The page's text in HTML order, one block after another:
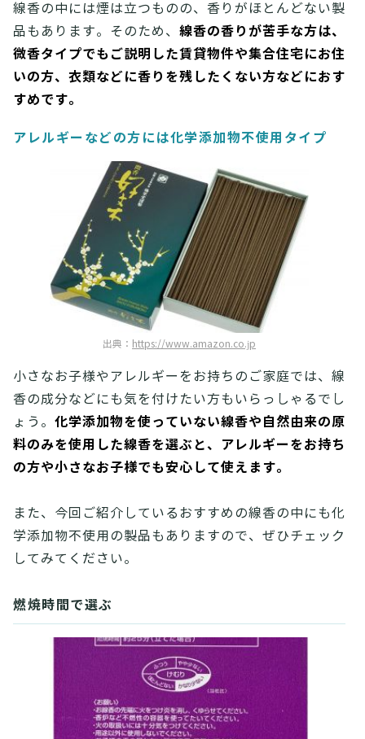
線香の中には煙は立つものの、香りがほとんどない製
品もあります。そのため、 線香の香りが苦手な方は、
微香タイプでもご説明した賃貸物件や集合住宅にお住
いの方、衣類などに香りを残したくない方などにおす
すめです。
アレルギーなどの方には化学添加物不使用タイプ
出典： https://www.amazon.co.jp
小さなお子様やアレルギーをお持ちのご家庭では、線
香の成分などにも気を付けたい方もいらっしゃるでし
ょう。 化学添加物を使っていない線香や自然由来の原
料のみを使用した線香を選ぶと、アレルギーをお持ち
の方や小さなお子様でも安心して使えます。
また、今回ご紹介しているおすすめの線香の中にも化
学添加物不使用の製品もありますので、ぜひチェック
してみてください。
燃焼時間で選ぶ